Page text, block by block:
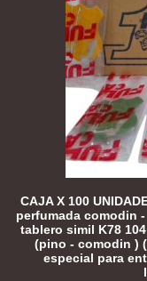
CAJA X 100
perfumada comodin
tablero simil K78 104
(pino - comodin )
especial para